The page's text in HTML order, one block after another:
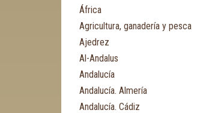
África
Agricultura, ganadería y pesca
Ajedrez
Al-Andalus
Andalucía
Andalucía. Almería
Andalucía. Cádiz